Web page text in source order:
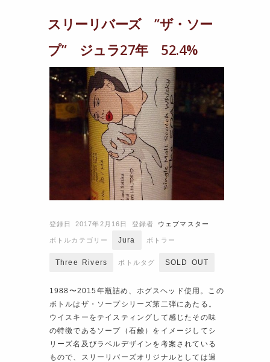
スリーリバーズ ”ザ・ソー
プ” ジュラ27年 52.4%
登録日 2017年2月16日 登録者 ウェブマスター
ボトルカテゴリー Jura ボトラー
Three Rivers ボトルタグ SOLD OUT
1988〜2015年瓶詰め、ホグスヘッド使用。この
ボトルはザ・ソープシリーズ第二弾にあたる。
ウイスキーをテイスティングして感じたその味
の特徴であるソープ（石鹸）をイメージしてシ
リーズ名及びラベルデザインを考案されている
もので、スリーリバーズオリジナルとしては過